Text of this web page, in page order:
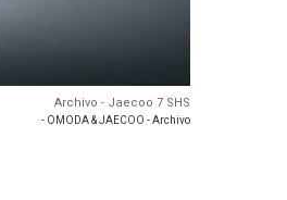
Archivo - Jaecoo 7 SHS
- OMODA & JAECOO - Archivo